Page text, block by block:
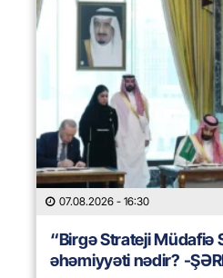
07.08.2026 - 16:30
“Birgə Strateji Müdafiə
əhəmiyyəti nədir? -